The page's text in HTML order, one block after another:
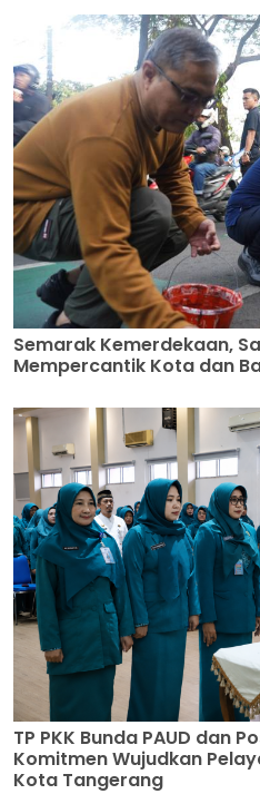
Semarak Kemerdekaan,
Mempercantik Kota dan
TP PKK Bunda PAUD dan
Komitmen Wujudkan
Kota Tangerang